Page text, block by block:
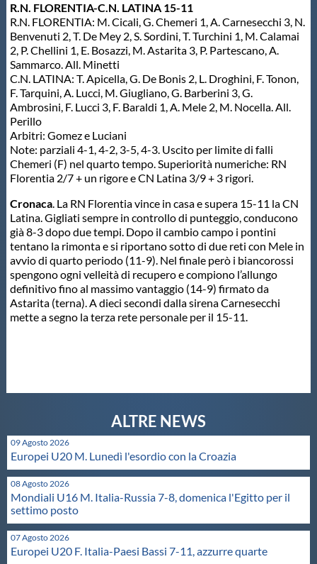
R.N. FLORENTIA-C.N. LATINA 15-11
R.N. FLORENTIA: M. Cicali, G. Chemeri 1, A. Carnesecchi 3, N.
Benvenuti 2, T. De Mey 2, S. Sordini, T. Turchini 1, M. Calamai
2, P. Chellini 1, E. Bosazzi, M. Astarita 3, P. Partescano, A.
Sammarco. All. Minetti
C.N. LATINA: T. Apicella, G. De Bonis 2, L. Droghini, F. Tonon,
F. Tarquini, A. Lucci, M. Giugliano, G. Barberini 3, G.
Ambrosini, F. Lucci 3, F. Baraldi 1, A. Mele 2, M. Nocella. All.
Perillo
Arbitri: Gomez e Luciani
Note: parziali 4-1, 4-2, 3-5, 4-3. Uscito per limite di falli
Chemeri (F) nel quarto tempo. Superiorità numeriche: RN
Florentia 2/7 + un rigore e CN Latina 3/9 + 3 rigori.
Cronaca. La RN Florentia vince in casa e supera 15-11 la CN
Latina. Gigliati sempre in controllo di punteggio, conducono
già 8-3 dopo due tempi. Dopo il cambio campo i pontini
tentano la rimonta e si riportano sotto di due reti con Mele in
avvio di quarto periodo (11-9). Nel finale però i biancorossi
spengono ogni velleità di recupero e compiono l’allungo
definitivo fino al massimo vantaggio (14-9) firmato da
Astarita (terna). A dieci secondi dalla sirena Carnesecchi
mette a segno la terza rete personale per il 15-11.
09 Agosto 2026
Europei U20 M. Lunedì l'esordio con la Croazia
08 Agosto 2026
Mondiali U16 M. Italia-Russia 7-8, domenica l'Egitto per il
settimo posto
07 Agosto 2026
Europei U20 F. Italia-Paesi Bassi 7-11, azzurre quarte